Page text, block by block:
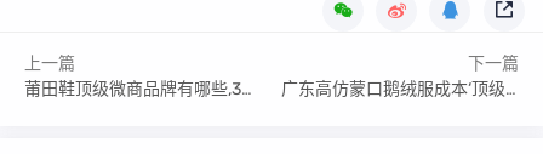
上一篇
莆田鞋顶级微商品牌有哪些,3个查询技巧
下一篇
广东高仿蒙口鹅绒服成本‘顶级’原单‘’天花板?